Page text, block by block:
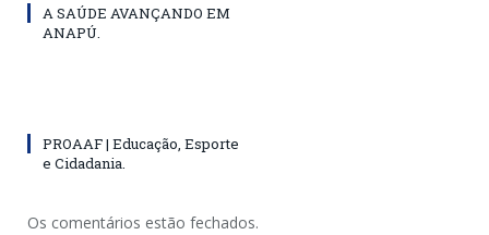
A SAÚDE AVANÇANDO EM
ANAPÚ.
PROAAF | Educação, Esporte
e Cidadania.
Os comentários estão fechados.